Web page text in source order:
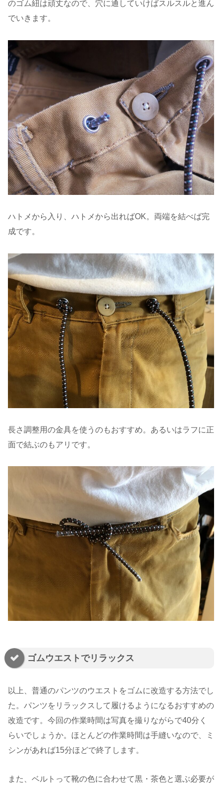
のゴム紐は頑丈なので、穴に通していけばスルスルと進ん
でいきます。
ハトメから入り、ハトメから出ればOK。両端を結べば完
成です。
長さ調整用の金具を使うのもおすすめ。あるいはラフに正
面で結ぶのもアリです。
ゴムウエストでリラックス
以上、普通のパンツのウエストをゴムに改造する方法でし
た。パンツをリラックスして履けるようになるおすすめの
改造です。今回の作業時間は写真を撮りながらで40分く
らいでしょうか。ほとんどの作業時間は手縫いなので、ミ
シンがあれば15分ほどで終了します。
また、ベルトって靴の色に合わせて黒・茶色と選ぶ必要が